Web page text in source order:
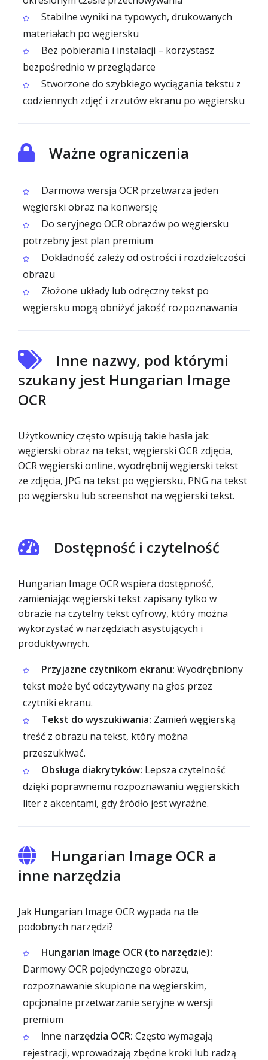
Stabilne wyniki na typowych, drukowanych
materiałach po węgiersku
Bez pobierania i instalacji – korzystasz
bezpośrednio w przeglądarce
Stworzone do szybkiego wyciągania tekstu z
codziennych zdjęć i zrzutów ekranu po węgiersku
Ważne ograniczenia
Darmowa wersja OCR przetwarza jeden
węgierski obraz na konwersję
Do seryjnego OCR obrazów po węgiersku
potrzebny jest plan premium
Dokładność zależy od ostrości i rozdzielczości
obrazu
Złożone układy lub odręczny tekst po
węgiersku mogą obniżyć jakość rozpoznawania
Inne nazwy, pod którymi
szukany jest Hungarian Image
OCR
Użytkownicy często wpisują takie hasła jak:
węgierski obraz na tekst, węgierski OCR zdjęcia,
OCR węgierski online, wyodrębnij węgierski tekst
ze zdjęcia, JPG na tekst po węgiersku, PNG na tekst
po węgiersku lub screenshot na węgierski tekst.
Dostępność i czytelność
Hungarian Image OCR wspiera dostępność,
zamieniając węgierski tekst zapisany tylko w
obrazie na czytelny tekst cyfrowy, który można
wykorzystać w narzędziach asystujących i
produktywnych.
Przyjazne czytnikom ekranu: Wyodrębniony
tekst może być odczytywany na głos przez
czytniki ekranu.
Tekst do wyszukiwania: Zamień węgierską
treść z obrazu na tekst, który można
przeszukiwać.
Obsługa diakrytyków: Lepsza czytelność
dzięki poprawnemu rozpoznawaniu węgierskich
liter z akcentami, gdy źródło jest wyraźne.
Hungarian Image OCR a
inne narzędzia
Jak Hungarian Image OCR wypada na tle
podobnych narzędzi?
Hungarian Image OCR (to narzędzie):
Darmowy OCR pojedynczego obrazu,
rozpoznawanie skupione na węgierskim,
opcjonalne przetwarzanie seryjne w wersji
premium
Inne narzędzia OCR: Często wymagają
rejestracji, wprowadzają zbędne kroki lub radzą